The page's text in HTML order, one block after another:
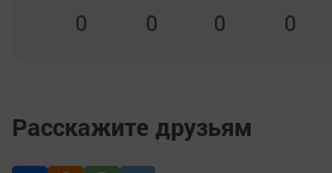
0 0 0 0
Расскажите друзьям